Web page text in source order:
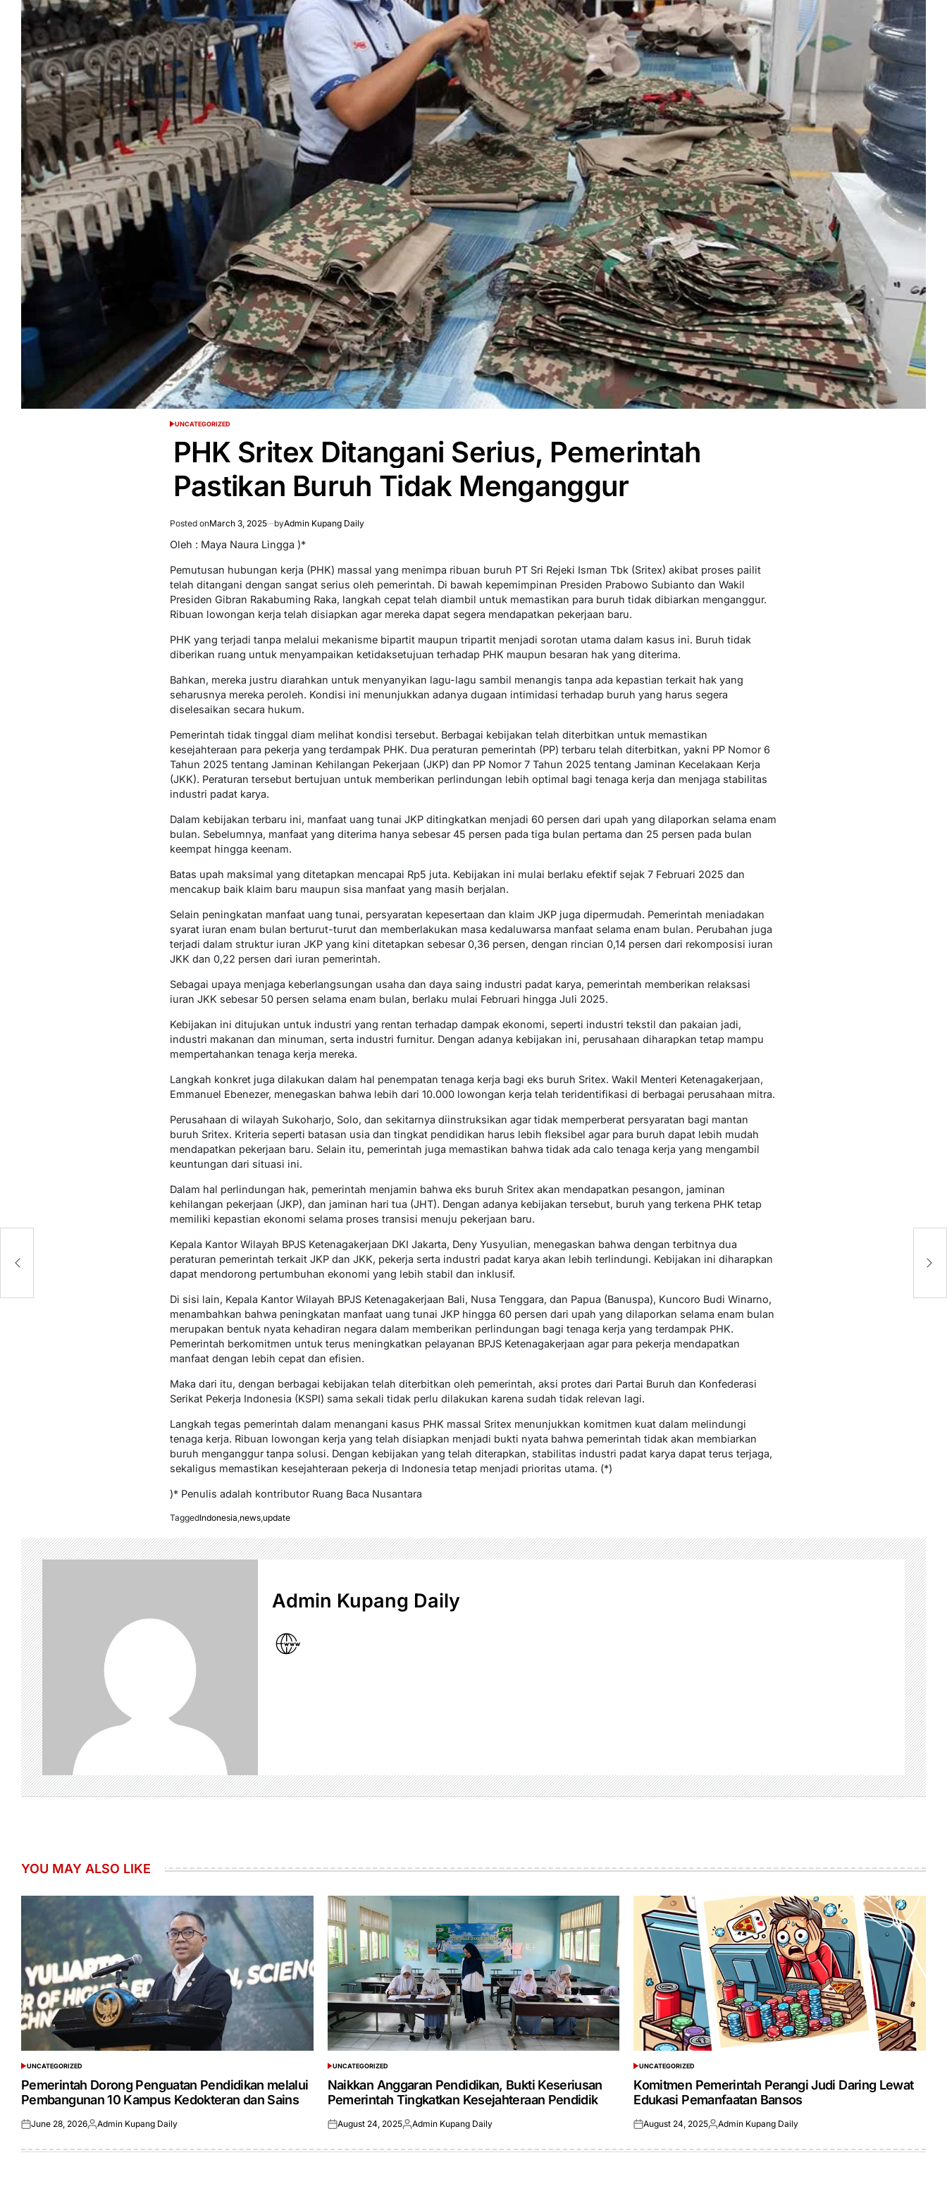
POSTED
UNCATEGORIZED
PHK Sritex Ditangani Serius, Pemerintah
Pastikan Buruh Tidak Menganggur
Posted onMarch 3, 2025 byAdmin Kupang Daily
Oleh : Maya Naura Lingga )*
Pemutusan hubungan kerja (PHK) massal yang menimpa ribuan buruh PT Sri Rejeki Isman Tbk (Sritex) akibat proses pailit
telah ditangani dengan sangat serius oleh pemerintah. Di bawah kepemimpinan Presiden Prabowo Subianto dan Wakil
Presiden Gibran Rakabuming Raka, langkah cepat telah diambil untuk memastikan para buruh tidak dibiarkan menganggur.
Ribuan lowongan kerja telah disiapkan agar mereka dapat segera mendapatkan pekerjaan baru.
PHK yang terjadi tanpa melalui mekanisme bipartit maupun tripartit menjadi sorotan utama dalam kasus ini. Buruh tidak
diberikan ruang untuk menyampaikan ketidaksetujuan terhadap PHK maupun besaran hak yang diterima.
Bahkan, mereka justru diarahkan untuk menyanyikan lagu-lagu sambil menangis tanpa ada kepastian terkait hak yang
seharusnya mereka peroleh. Kondisi ini menunjukkan adanya dugaan intimidasi terhadap buruh yang harus segera
diselesaikan secara hukum.
Pemerintah tidak tinggal diam melihat kondisi tersebut. Berbagai kebijakan telah diterbitkan untuk memastikan
kesejahteraan para pekerja yang terdampak PHK. Dua peraturan pemerintah (PP) terbaru telah diterbitkan, yakni PP Nomor 6
Tahun 2025 tentang Jaminan Kehilangan Pekerjaan (JKP) dan PP Nomor 7 Tahun 2025 tentang Jaminan Kecelakaan Kerja
(JKK). Peraturan tersebut bertujuan untuk memberikan perlindungan lebih optimal bagi tenaga kerja dan menjaga stabilitas
industri padat karya.
Dalam kebijakan terbaru ini, manfaat uang tunai JKP ditingkatkan menjadi 60 persen dari upah yang dilaporkan selama enam
bulan. Sebelumnya, manfaat yang diterima hanya sebesar 45 persen pada tiga bulan pertama dan 25 persen pada bulan
keempat hingga keenam.
Batas upah maksimal yang ditetapkan mencapai Rp5 juta. Kebijakan ini mulai berlaku efektif sejak 7 Februari 2025 dan
mencakup baik klaim baru maupun sisa manfaat yang masih berjalan.
Selain peningkatan manfaat uang tunai, persyaratan kepesertaan dan klaim JKP juga dipermudah. Pemerintah meniadakan
syarat iuran enam bulan berturut-turut dan memberlakukan masa kedaluwarsa manfaat selama enam bulan. Perubahan juga
terjadi dalam struktur iuran JKP yang kini ditetapkan sebesar 0,36 persen, dengan rincian 0,14 persen dari rekomposisi iuran
JKK dan 0,22 persen dari iuran pemerintah.
Sebagai upaya menjaga keberlangsungan usaha dan daya saing industri padat karya, pemerintah memberikan relaksasi
iuran JKK sebesar 50 persen selama enam bulan, berlaku mulai Februari hingga Juli 2025.
Kebijakan ini ditujukan untuk industri yang rentan terhadap dampak ekonomi, seperti industri tekstil dan pakaian jadi,
industri makanan dan minuman, serta industri furnitur. Dengan adanya kebijakan ini, perusahaan diharapkan tetap mampu
mempertahankan tenaga kerja mereka.
Langkah konkret juga dilakukan dalam hal penempatan tenaga kerja bagi eks buruh Sritex. Wakil Menteri Ketenagakerjaan,
Emmanuel Ebenezer, menegaskan bahwa lebih dari 10.000 lowongan kerja telah teridentifikasi di berbagai perusahaan mitra.
Perusahaan di wilayah Sukoharjo, Solo, dan sekitarnya diinstruksikan agar tidak memperberat persyaratan bagi mantan
buruh Sritex. Kriteria seperti batasan usia dan tingkat pendidikan harus lebih fleksibel agar para buruh dapat lebih mudah
mendapatkan pekerjaan baru. Selain itu, pemerintah juga memastikan bahwa tidak ada calo tenaga kerja yang mengambil
keuntungan dari situasi ini.
Dalam hal perlindungan hak, pemerintah menjamin bahwa eks buruh Sritex akan mendapatkan pesangon, jaminan
kehilangan pekerjaan (JKP), dan jaminan hari tua (JHT). Dengan adanya kebijakan tersebut, buruh yang terkena PHK tetap
memiliki kepastian ekonomi selama proses transisi menuju pekerjaan baru.
Kepala Kantor Wilayah BPJS Ketenagakerjaan DKI Jakarta, Deny Yusyulian, menegaskan bahwa dengan terbitnya dua
peraturan pemerintah terkait JKP dan JKK, pekerja serta industri padat karya akan lebih terlindungi. Kebijakan ini diharapkan
dapat mendorong pertumbuhan ekonomi yang lebih stabil dan inklusif.
Di sisi lain, Kepala Kantor Wilayah BPJS Ketenagakerjaan Bali, Nusa Tenggara, dan Papua (Banuspa), Kuncoro Budi Winarno,
menambahkan bahwa peningkatan manfaat uang tunai JKP hingga 60 persen dari upah yang dilaporkan selama enam bulan
merupakan bentuk nyata kehadiran negara dalam memberikan perlindungan bagi tenaga kerja yang terdampak PHK.
Pemerintah berkomitmen untuk terus meningkatkan pelayanan BPJS Ketenagakerjaan agar para pekerja mendapatkan
manfaat dengan lebih cepat dan efisien.
Maka dari itu, dengan berbagai kebijakan telah diterbitkan oleh pemerintah, aksi protes dari Partai Buruh dan Konfederasi
Serikat Pekerja Indonesia (KSPI) sama sekali tidak perlu dilakukan karena sudah tidak relevan lagi.
Langkah tegas pemerintah dalam menangani kasus PHK massal Sritex menunjukkan komitmen kuat dalam melindungi
tenaga kerja. Ribuan lowongan kerja yang telah disiapkan menjadi bukti nyata bahwa pemerintah tidak akan membiarkan
buruh menganggur tanpa solusi. Dengan kebijakan yang telah diterapkan, stabilitas industri padat karya dapat terus terjaga,
sekaligus memastikan kesejahteraan pekerja di Indonesia tetap menjadi prioritas utama. (*)
)* Penulis adalah kontributor Ruang Baca Nusantara
TaggedIndonesia,news,update
Admin Kupang Daily
YOU MAY ALSO LIKE
POSTED
IN
UNCATEGORIZED
Pemerintah Dorong Penguatan Pendidikan melalui
Pembangunan 10 Kampus Kedokteran dan Sains
Posted
June 28, 2026Posted
Admin Kupang Daily
POSTED
IN
UNCATEGORIZED
Naikkan Anggaran Pendidikan, Bukti Keseriusan
Pemerintah Tingkatkan Kesejahteraan Pendidik
Posted
August 24, 2025Posted
Admin Kupang Daily
POSTED
IN
UNCATEGORIZED
Komitmen Pemerintah Perangi Judi Daring Lewat
Edukasi Pemanfaatan Bansos
Posted
August 24, 2025Posted
Admin Kupang Daily